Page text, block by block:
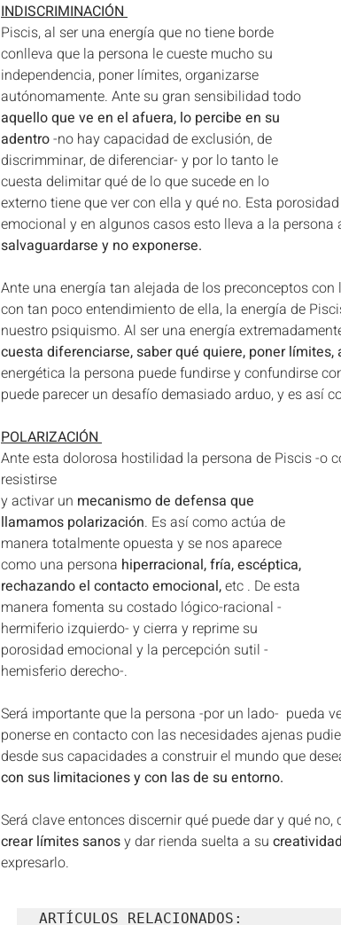
INDISCRIMINACIÓN
Piscis, al ser una energía que no tiene borde
conlleva que la persona le cueste mucho su
independencia, poner límites, organizarse
autónomamente. Ante su gran sensibilidad todo
aquello que ve en el afuera, lo percibe en su
adentro -no hay capacidad de exclusión, de
discrimminar, de diferenciar- y por lo tanto le
cuesta delimitar qué de lo que sucede en lo
externo tiene que ver con ella y qué no. Esta
emocional y en algunos casos esto lleva a la persona
salvaguardarse y no exponerse.
Ante una energía tan alejada de los preconceptos
con tan poco entendimiento de ella, la energía de
nuestro psiquismo. Al ser una energía
cuesta diferenciarse, saber qué quiere, poner límites,
energética la persona puede fundirse y confundirse
puede parecer un desafío demasiado arduo, y es así
POLARIZACIÓN
Ante esta dolorosa hostilidad la persona de Piscis -o
resistirse
y activar un mecanismo de defensa que
llamamos polarización. Es así como actúa de
manera totalmente opuesta y se nos aparece
como una persona hiperracional, fría, escéptica,
rechazando el contacto emocional, etc . De esta
manera fomenta su costado lógico-racional -
hermiferio izquierdo- y cierra y reprime su
porosidad emocional y la percepción sutil -
hemisferio derecho-.
Será importante que la persona -por un lado-  pueda
ponerse en contacto con las necesidades ajenas
desde sus capacidades a construir el mundo que
con sus limitaciones y con las de su entorno.
Será clave entonces discernir qué puede dar y qué
crear límites sanos y dar rienda suelta a su creatividad
expresarlo.